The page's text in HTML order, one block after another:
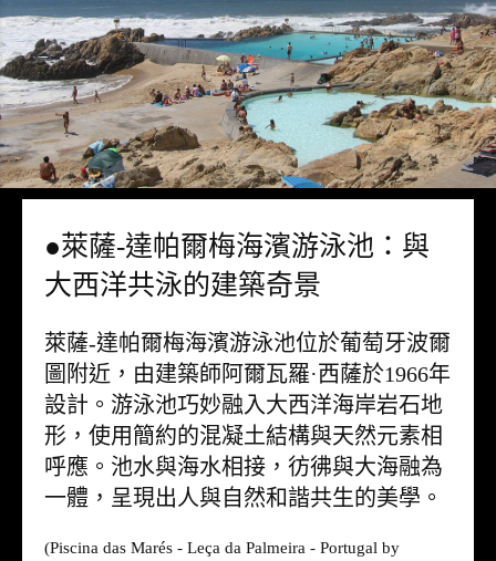
●萊薩-達帕爾梅海濱游泳池：與
大西洋共泳的建築奇景
萊薩-達帕爾梅海濱游泳池位於葡萄牙波爾
圖附近，由建築師阿爾瓦羅·西薩於1966年
設計。游泳池巧妙融入大西洋海岸岩石地
形，使用簡約的混凝土結構與天然元素相
呼應。池水與海水相接，彷彿與大海融為
一體，呈現出人與自然和諧共生的美學。
(Piscina das Marés - Leça da Palmeira - Portugal by